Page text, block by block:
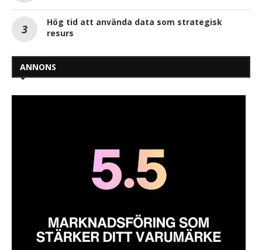
Hög tid att använda data som strategisk
resurs
ANNONS